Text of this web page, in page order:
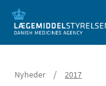
Mobil visning
Nyheder / 2017